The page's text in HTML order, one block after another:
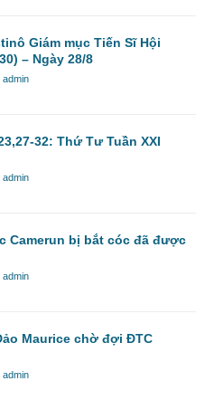
Giám mục Tiến Sĩ Hội
– Ngày 28/8
admin
32: Thứ Tư Tuần XXI
admin
Camerun bị bắt cóc đã được
admin
Maurice chờ đợi ĐTC
admin